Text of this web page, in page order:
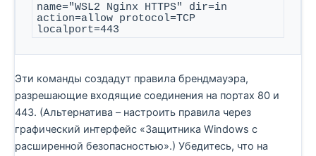
name="WSL2 Nginx HTTPS" dir=in
action=allow protocol=TCP
localport=443
Эти команды создадут правила брендмауэра,
разрешающие входящие соединения на портах 80 и
443. (Альтернатива – настроить правила через
графический интерфейс «Защитника Windows с
расширенной безопасностью».) Убедитесь, что на